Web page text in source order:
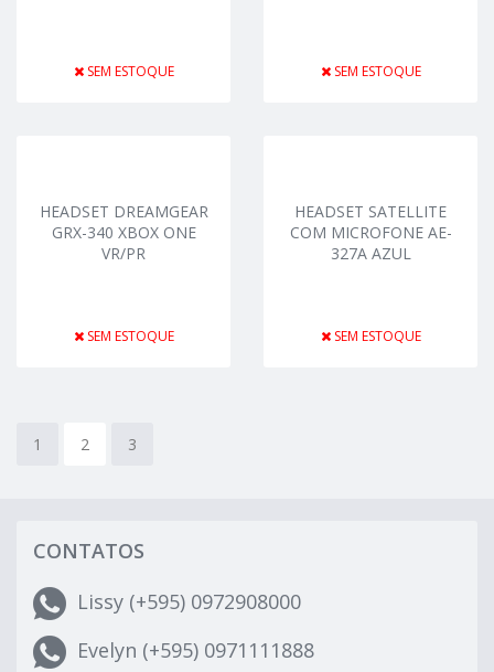
SEM ESTOQUE SEM ESTOQUE
HEADSET DREAMGEAR
GRX-340 XBOX ONE
VR/PR
SEM ESTOQUE
HEADSET SATELLITE
COM MICROFONE AE-
327A AZUL
SEM ESTOQUE
1 2 3
CONTATOS
Lissy (+595) 0972908000
Evelyn (+595) 0971111888